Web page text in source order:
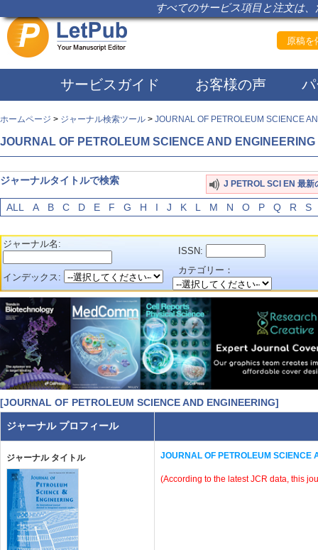
すべてのサービス項目と注文は
原稿を
サービスガイド お客様の声
ホームページ > ジャーナル検索ツール > JOURNAL OF PETROLEUM SCIENCE
JOURNAL OF PETROLEUM SCIENCE AND ENGINEERING
ジャーナルタイトルで検索 J PETROL SCI EN 最
ALL A B C D E F G H I J K L M N O P Q R S
ジャーナル名:
ISSN:
インデックス:
カテゴリー：
[JOURNAL OF PETROLEUM SCIENCE AND ENGINEERING]
ジャーナル プロフィール
ジャーナル タイトル JOURNAL OF PETROLEUM SCIENCE
(According to the latest JCR data, this